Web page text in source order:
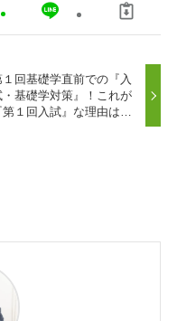
１回基礎学直前での『入
・基礎学対策』！これが
第１回入試』な理由は…